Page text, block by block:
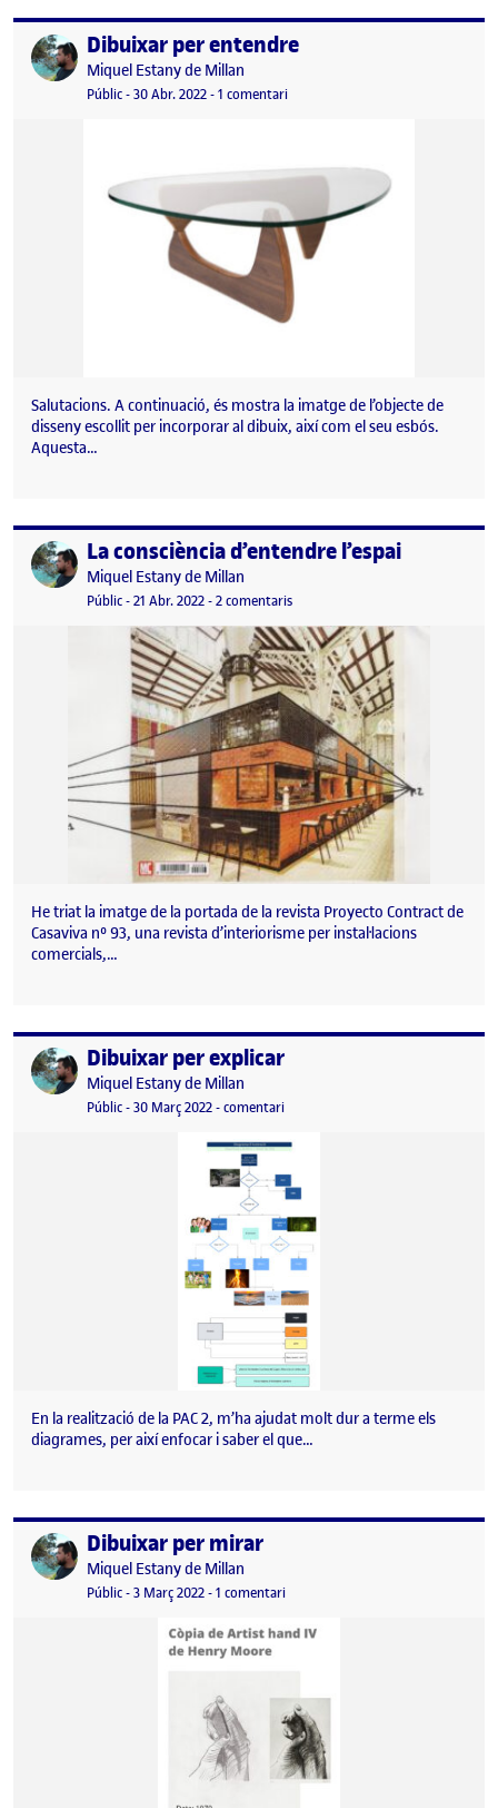
Publicat perDibuixar per entendre
Publicat per
Miquel Estany de Millan
Visibilitat:
Públic-Data de publicació
30 Abr. 202230 abril, 2022 2:22 pm
-1 comentaria Dibuixar per entendre
Salutacions. A continuació, és mostra la imatge de l’objecte de
disseny escollit per incorporar al dibuix, així com el seu esbós.
Aquesta…
Publicat perLa consciència d’entendre l’espai
Publicat per
Miquel Estany de Millan
Visibilitat:
Públic-Data de publicació
21 Abr. 2022-2 comentarisa La consciència d’entendre l’espai
He triat la imatge de la portada de la revista Proyecto Contract de
Casaviva nº 93, una revista d’interiorisme per instal·lacions
comercials,…
Publicat perDibuixar per explicar
Publicat per
Miquel Estany de Millan
Visibilitat:
Públic-Data de publicació
30 Març 202230 març, 2022 9:33 am
-comentariel Dibuixar per explicar
En la realització de la PAC 2, m’ha ajudat molt dur a terme els
diagrames, per així enfocar i saber el que…
Publicat perDibuixar per mirar
Publicat per
Miquel Estany de Millan
Visibilitat:
Públic-Data de publicació
3 Març 20223 març, 2022 7:44 am
-1 comentaria Dibuixar per mirar